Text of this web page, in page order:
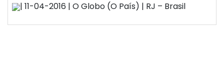
| 11-04-2016 | O Globo (O País) | RJ – Brasil